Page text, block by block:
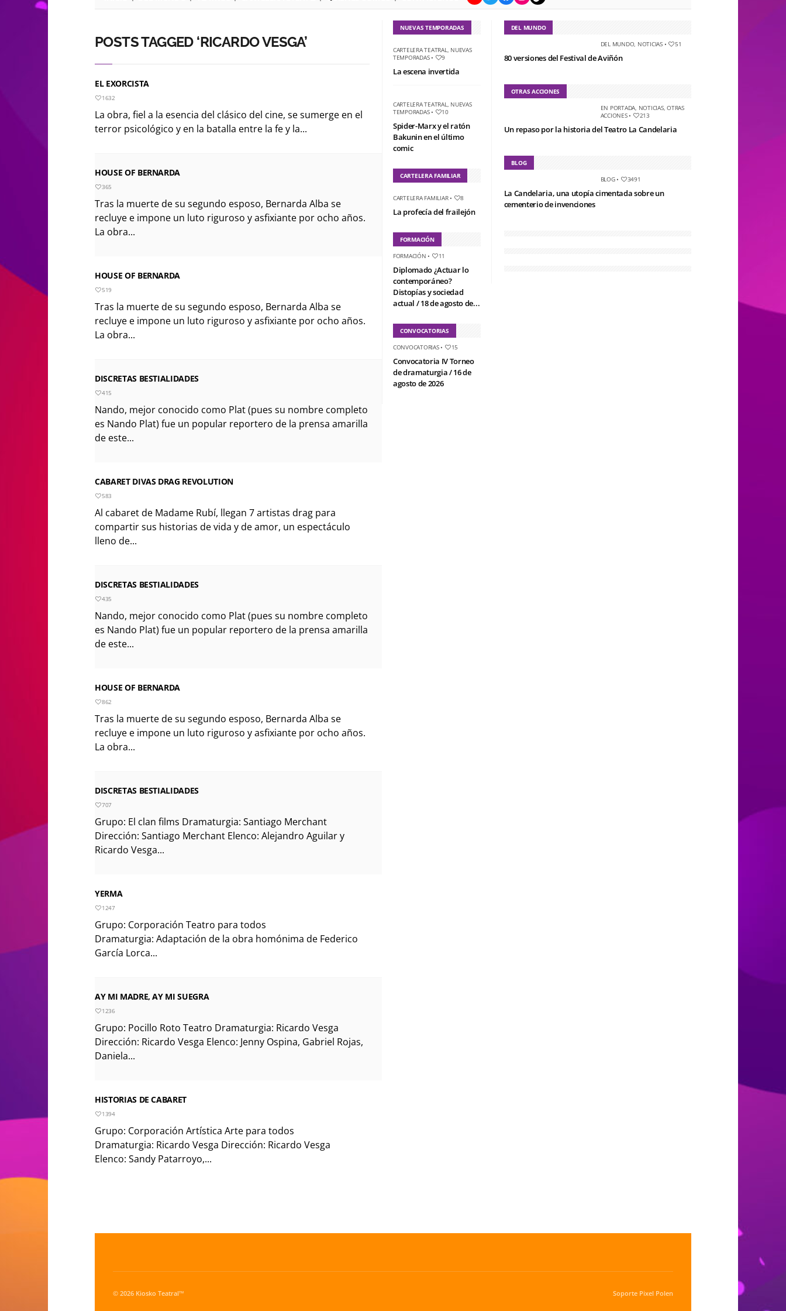
POSTS TAGGED ‘RICARDO VESGA’
EL EXORCISTA
1632
La obra, fiel a la esencia del clásico del cine, se sumerge en el
terror psicológico y en la batalla entre la fe y la...
HOUSE OF BERNARDA
365
Tras la muerte de su segundo esposo, Bernarda Alba se
recluye e impone un luto riguroso y asfixiante por ocho años.
La obra...
HOUSE OF BERNARDA
519
Tras la muerte de su segundo esposo, Bernarda Alba se
recluye e impone un luto riguroso y asfixiante por ocho años.
La obra...
DISCRETAS BESTIALIDADES
415
Nando, mejor conocido como Plat (pues su nombre completo
es Nando Plat) fue un popular reportero de la prensa amarilla
de este...
CABARET DIVAS DRAG REVOLUTION
583
Al cabaret de Madame Rubí, llegan 7 artistas drag para
compartir sus historias de vida y de amor, un espectáculo
lleno de...
DISCRETAS BESTIALIDADES
435
Nando, mejor conocido como Plat (pues su nombre completo
es Nando Plat) fue un popular reportero de la prensa amarilla
de este...
HOUSE OF BERNARDA
862
Tras la muerte de su segundo esposo, Bernarda Alba se
recluye e impone un luto riguroso y asfixiante por ocho años.
La obra...
DISCRETAS BESTIALIDADES
707
Grupo: El clan films Dramaturgia: Santiago Merchant
Dirección: Santiago Merchant Elenco: Alejandro Aguilar y
Ricardo Vesga...
YERMA
1247
Grupo: Corporación Teatro para todos
Dramaturgia: Adaptación de la obra homónima de Federico
García Lorca...
AY MI MADRE, AY MI SUEGRA
1236
Grupo: Pocillo Roto Teatro Dramaturgia: Ricardo Vesga
Dirección: Ricardo Vesga Elenco: Jenny Ospina, Gabriel Rojas,
Daniela...
HISTORIAS DE CABARET
1394
Grupo: Corporación Artística Arte para todos
Dramaturgia: Ricardo Vesga Dirección: Ricardo Vesga
Elenco: Sandy Patarroyo,...
NUEVAS TEMPORADAS
CARTELERA TEATRAL, NUEVAS
TEMPORADAS• 9
La escena invertida
CARTELERA TEATRAL, NUEVAS
TEMPORADAS• 10
Spider-Marx y el ratón
Bakunin en el último
comic
CARTELERA FAMILIAR
CARTELERA FAMILIAR• 8
La profecía del frailejón
FORMACIÓN
FORMACIÓN • 11
Diplomado ¿Actuar lo
contemporáneo?
Distopías y sociedad
actual / 18 de agosto de...
CONVOCATORIAS
CONVOCATORIAS• 15
Convocatoria IV Torneo
de dramaturgia / 16 de
agosto de 2026
DEL MUNDO
DEL MUNDO, NOTICIAS• 51
80 versiones del Festival de Aviñón
OTRAS ACCIONES
EN PORTADA, NOTICIAS,OTRAS
ACCIONES• 213
Un repaso por la historia del Teatro La Candelaria
BLOG
BLOG• 3491
La Candelaria, una utopía cimentada sobre un
cementerio de invenciones
© 2026 Kiosko Teatral™ Soporte Pixel Polen